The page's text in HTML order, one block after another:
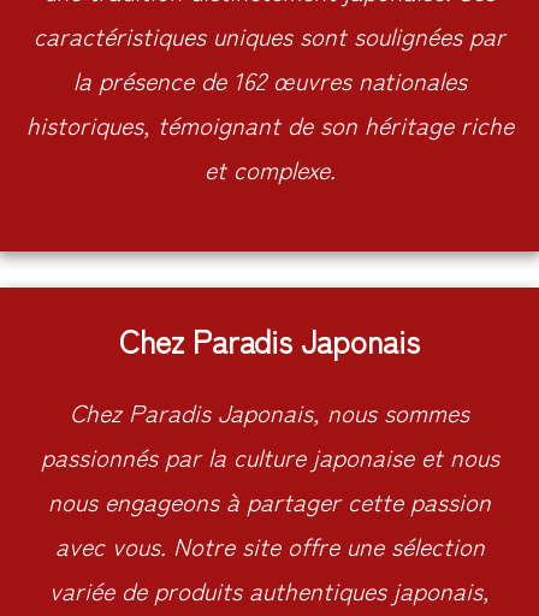
caractéristiques uniques sont soulignées par
la présence de 162 œuvres nationales
historiques, témoignant de son héritage riche
et complexe.
Chez Paradis Japonais
Chez Paradis Japonais, nous sommes
passionnés par la culture japonaise et nous
nous engageons à partager cette passion
avec vous. Notre site offre une sélection
variée de produits authentiques japonais,